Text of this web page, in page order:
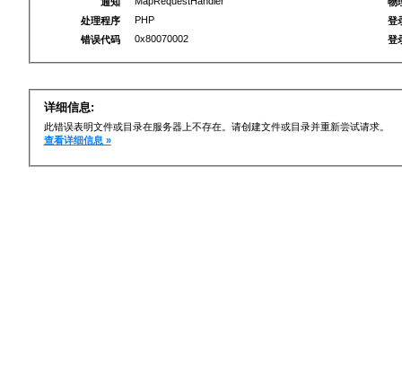
处理程序
PHP
错误代码
0x80070002
登
登
详细信息:
此错误表明文件或目录在服务器上不存在。请创建文件或目录并重新尝试请求。
查看详细信息 »